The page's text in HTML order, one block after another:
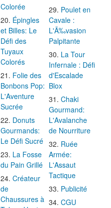
Colorée
Épingles
et Billes: Le
Défi des
Tuyaux
Colorés
Folie des
Bonbons Pop:
L'Aventure
Sucrée
Donuts
Gourmands:
Le Défi Sucré
La Fosse
du Pain Grillé
Créateur
de
Chaussures à
Poulet en
Cavale :
L'Ã‰vasion
Palpitante
La Tour
Infernale : Défi
d'Escalade
Blox
Chaki
Gourmand:
L'Avalanche
de Nourriture
Ruée
Armée:
L'Assaut
Tactique
Publicité
CGU